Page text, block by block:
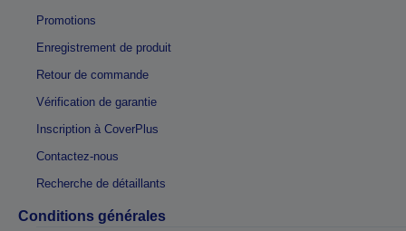
Promotions
Enregistrement de produit
Retour de commande
Vérification de garantie
Inscription à CoverPlus
Contactez-nous
Recherche de détaillants
Conditions générales